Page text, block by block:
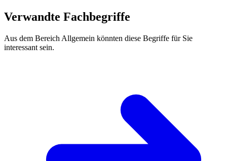
Verwandte Fachbegriffe
Aus dem Bereich Allgemein könnten diese Begriffe für Sie
interessant sein.